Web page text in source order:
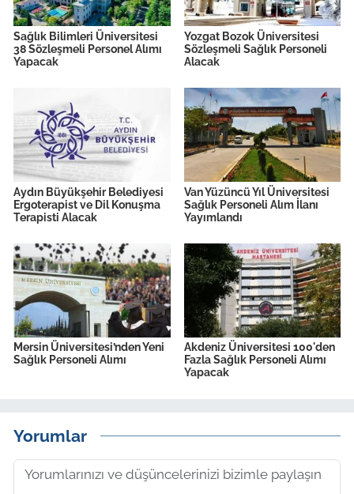
Sağlık Bilimleri Üniversitesi
38 Sözleşmeli Personel Alımı
Yapacak
Yozgat Bozok Üniversitesi
Sözleşmeli Sağlık Personeli
Alacak
Aydın Büyükşehir Belediyesi
Ergoterapist ve Dil Konuşma
Terapisti Alacak
Van Yüzüncü Yıl Üniversitesi
Sağlık Personeli Alım İlanı
Yayımlandı
Mersin Üniversitesi’nden Yeni
Sağlık Personeli Alımı
Akdeniz Üniversitesi 100'den
Fazla Sağlık Personeli Alımı
Yapacak
Yorumlar